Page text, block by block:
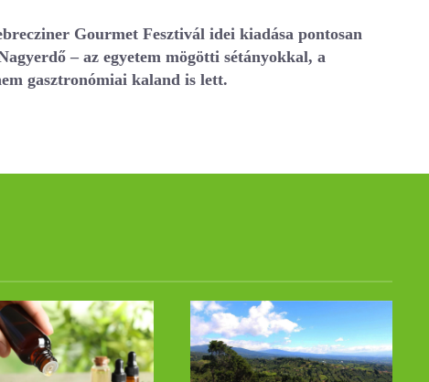
Gourmet Fesztivál idei kiadása pontosan
– az egyetem mögötti sétányokkal, a
gasztronómiai kaland is lett.